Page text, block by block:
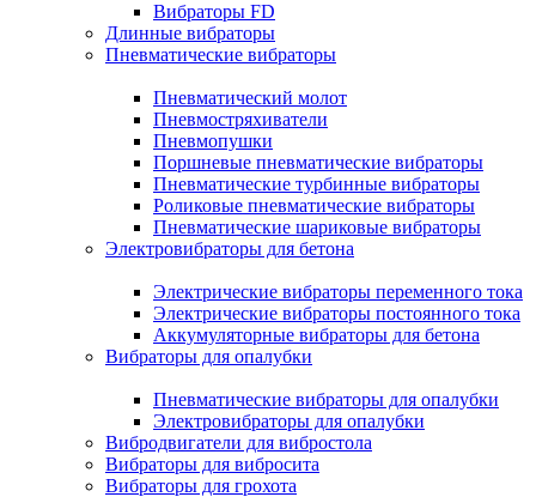
Вибраторы FD
Длинные вибраторы
Пневматические вибраторы
Пневматический молот
Пневмостряхиватели
Пневмопушки
Поршневые пневматические вибраторы
Пневматические турбинные вибраторы
Роликовые пневматические вибраторы
Пневматические шариковые вибраторы
Электровибраторы для бетона
Электрические вибраторы переменного тока
Электрические вибраторы постоянного тока
Аккумуляторные вибраторы для бетона
Вибраторы для опалубки
Пневматические вибраторы для опалубки
Электровибраторы для опалубки
Вибродвигатели для вибростола
Вибраторы для вибросита
Вибраторы для грохота